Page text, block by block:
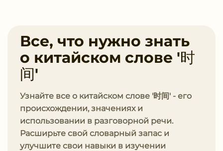
Все, что нужно знать
о китайском слове '时
间'
Узнайте все о китайском слове '时间' - его
происхождении, значениях и
использовании в разговорной речи.
Расширьте свой словарный запас и
улучшите свои навыки в изучении